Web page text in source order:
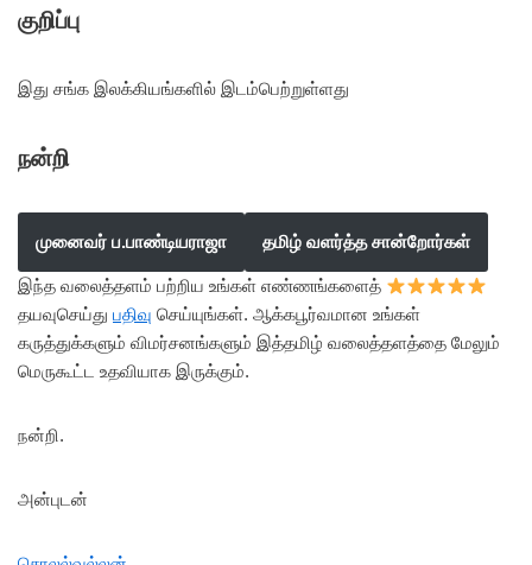
குறிப்பு
இது சங்க இலக்கியங்களில் இடம்பெற்றுள்ளது
நன்றி
முனைவர் ப.பாண்டியராஜா தமிழ் வளர்த்த சான்றோர்கள்
இந்த வலைத்தளம் பற்றிய உங்கள் எண்ணங்களைத்
தயவுசெய்து பதிவு செய்யுங்கள். ஆக்கபூர்வமான உங்கள்
கருத்துக்களும் விமர்சனங்களும் இத்தமிழ் வலைத்தளத்தை மேலும்
மெருகூட்ட உதவியாக இருக்கும்.
நன்றி.
அன்புடன்